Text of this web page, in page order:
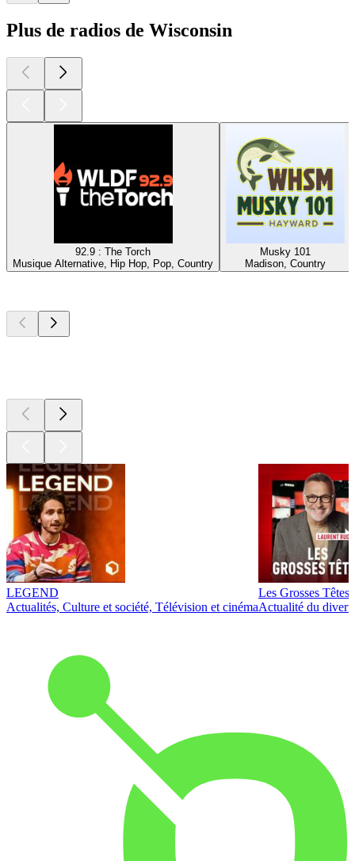
Plus de radios de Wisconsin
92.9 : The Torch
Musique Alternative, Hip Hop, Pop, Country
Musky 101
Madison, Country
LEGEND
Actualités, Culture et société, Télévision et cinéma
Les Grosses Têtes
Actualité du